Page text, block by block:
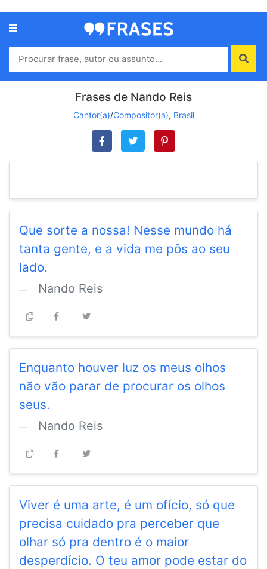
Menu
Home
Autores
Frases de Nando Reis
Cantor(a)/Compositor(a), Brasil
Que sorte a nossa! Nesse mundo há
tanta gente, e a vida me pôs ao seu
lado.
Nando Reis
Enquanto houver luz os meus olhos
não vão parar de procurar os olhos
seus.
Nando Reis
Viver é uma arte, é um ofício, só que
precisa cuidado pra perceber que
olhar só pra dentro é o maior
desperdício. O teu amor pode estar do